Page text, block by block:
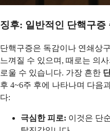
징후: 일반적인 단핵구증
단핵구증은 독감이나 연쇄상
느껴질 수 있으며, 때로는 의
로울 수 있습니다. 가장 흔한
후 4~6주 후에 나타나며 다음
다:
극심한 피로: 이것은 단